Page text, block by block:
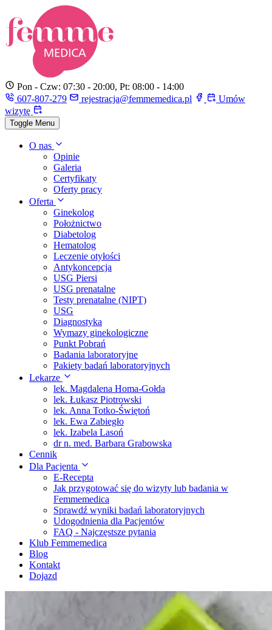
Pon - Czw: 07:30 - 20:00, Pt: 08:00 - 14:00
607-807-279
rejestracja@femmemedica.pl
Umów
wizytę
Toggle Menu
O nas
Opinie
Galeria
Certyfikaty
Oferty pracy
Oferta
Ginekolog
Położnictwo
Diabetolog
Hematolog
Leczenie otyłości
Antykoncepcja
USG Piersi
USG prenatalne
Testy prenatalne (NIPT)
USG
Diagnostyka
Wymazy ginekologiczne
Punkt Pobrań
Badania laboratoryjne
Pakiety badań laboratoryjnych
Lekarze
lek. Magdalena Homa-Gołda
lek. Łukasz Piotrowski
lek. Anna Totko-Świętoń
lek. Ewa Zabiegło
lek. Izabela Lasoń
dr n. med. Barbara Grabowska
Cennik
Dla Pacjenta
E-Recepta
Jak przygotować się do wizyty lub badania w
Femmemedica
Sprawdź wyniki badań laboratoryjnych
Udogodnienia dla Pacjentów
FAQ - Najczęstsze pytania
Klub Femmemedica
Blog
Kontakt
Dojazd